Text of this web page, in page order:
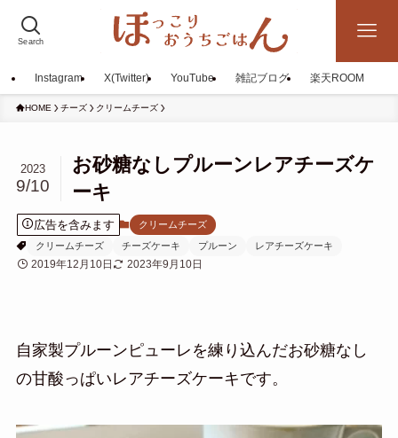
Search
Instagram X(Twitter) YouTube 雑記ブログ 楽天ROOM
HOME チーズ クリームチーズ
お砂糖なしプルーンレアチーズケ
ーキ
2023
9/10
広告を含みます
クリームチーズ
クリームチーズ
チーズケーキ プルーン レアチーズケーキ
2019年12月10日 2023年9月10日
自家製プルーンピューレを練り込んだお砂糖なし
の甘酸っぱいレアチーズケーキです。